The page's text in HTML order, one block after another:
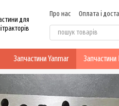
Про нас Оплата і
Блог
Політика
Запчастини Yanmar